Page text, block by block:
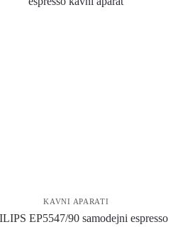
KAVNI APARATI
EP5547/90 samodejni espresso